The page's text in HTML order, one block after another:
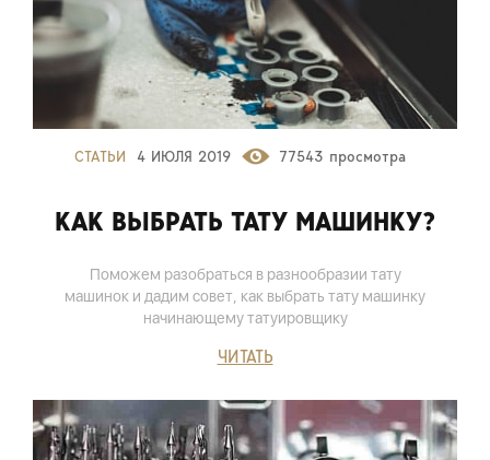
СТАТЬИ 4 ИЮЛЯ 2019 77543 просмотра
КАК ВЫБРАТЬ ТАТУ МАШИНКУ?
Поможем разобраться в разнообразии тату
машинок и дадим совет, как выбрать тату машинку
начинающему татуировщику
ЧИТАТЬ